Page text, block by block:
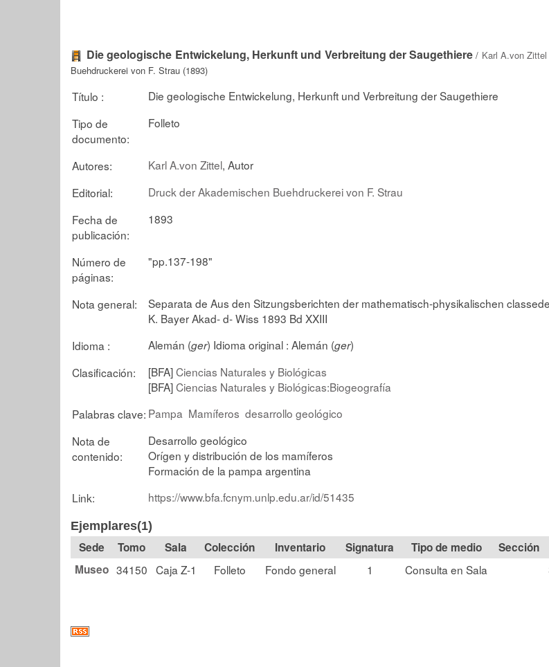
Die geologische Entwickelung, Herkunft und Verbreitung der Saugethiere / Karl A.von Zittel
Buehdruckerei von F. Strau (1893)
Título :
Die geologische Entwickelung, Herkunft und Verbreitung der Saugethiere
Tipo de
documento:
Folleto
Autores: Karl A.von Zittel, Autor
Editorial:
Druck der Akademischen Buehdruckerei von F. Strau
Fecha de
publicación:
1893
Número de
páginas:
"pp.137-198"
Nota general:
Separata de Aus den Sitzungsberichten der mathematisch-physikalischen
K. Bayer Akad- d- Wiss 1893 Bd XXIII
Idioma :
Alemán (ger) Idioma original : Alemán (ger)
Clasificación:
[BFA]Ciencias Naturales y Biológicas
[BFA]Ciencias Naturales y Biológicas:Biogeografía
Palabras clave: Pampa Mamíferos desarrollo geológico
Nota de
contenido:
Desarrollo geológico
Orígen y distribución de los mamíferos
Formación de la pampa argentina
Link:
https://www.bfa.fcnym.unlp.edu.ar/id/51435
Ejemplares(1)
Tomo Sala Colección Signatura Tipo de medio Sección
Museo 34150 Caja Z-1 Folleto Fondo general 1 Consulta en Sala